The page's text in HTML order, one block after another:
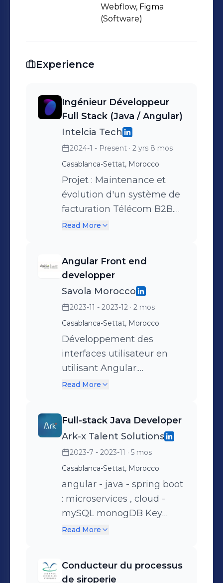
infrastructures (Docker, K8s). 🚀 Ce qui
me motive : Le "Clean Code",
d'équipes Agiles. 🛠 Tech Stack : Java,
Gitlab CI.
Webflow, Figma
(Software)
Experience
Ingénieur Développeur
Full Stack (Java / Angular)
Intelcia Tech
2024-1 - Present · 2 yrs 8 mos
Casablanca-Settat, Morocco
Projet : Maintenance et
évolution d'un système de
facturation Télécom B2B.
Au sein d'une squad Agile,
l'implémentation de
nouvelles fonctionnalités
au cœur du système
d'information. 🔹 Volet
Développement Full Stack
& Architecture : Backend :
Développement de
microservices et
d'évolutions avec Java
des traitements. Frontend :
Développement
d'interfaces ergonomiques
avec Angular (Material)
pour les outils de gestion
(Bill Manager). Data &
Architecture : Gestion de la
persistance (Hibernate /
Kafka. Monitoring &
Read More
Angular Front end
developper
Savola Morocco
2023-11 - 2023-12 · 2 mos
Casablanca-Settat, Morocco
Développement des
interfaces utilisateur en
utilisant Angular.
Intégration des API pour
Angular (TypeScript),
HTML, CSS, Bootstrap.
Read More
Full-stack Java Developer
Ark-x Talent Solutions
2023-7 - 2023-11 · 5 mos
Casablanca-Settat, Morocco
angular - java - spring boot
: microservices , cloud -
mySQL monogDB Key
Contributions: E-commerce
development of a cutting-
Read More
Conducteur du processus
de siroperie